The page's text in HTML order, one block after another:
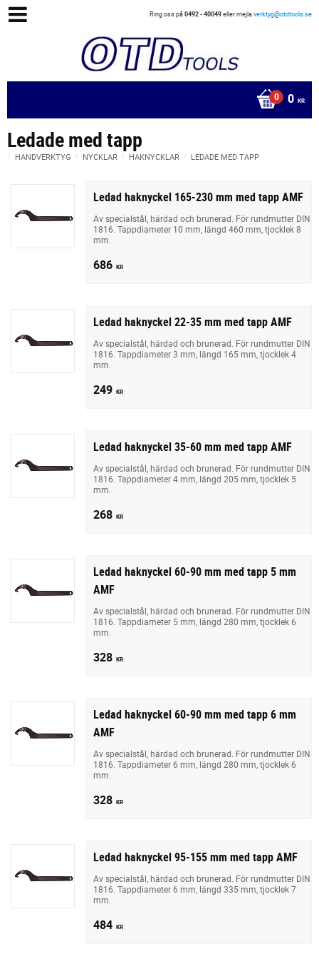
Ring oss på0492 - 40049eller mejlaverktyg@otdtools.se
0 KR
Ledade med tapp
HANDVERKTYG NYCKLAR HAKNYCKLAR LEDADE MED TAPP
Ledad haknyckel 165-230 mm med tapp AMF
Av specialstål, härdad och brunerad. För rundmutter DIN
1816. Tappdiameter 10 mm, längd 460 mm, tjocklek 8
mm.
686 KR
Ledad haknyckel 22-35 mm med tapp AMF
Av specialstål, härdad och brunerad. För rundmutter DIN
1816. Tappdiameter 3 mm, längd 165 mm, tjocklek 4
mm.
249 KR
Ledad haknyckel 35-60 mm med tapp AMF
Av specialstål, härdad och brunerad. För rundmutter DIN
1816. Tappdiameter 4 mm, längd 205 mm, tjocklek 5
mm.
268 KR
Ledad haknyckel 60-90 mm med tapp 5 mm
AMF
Av specialstål, härdad och brunerad. För rundmutter DIN
1816. Tappdiameter 5 mm, längd 280 mm, tjocklek 6
mm.
328 KR
Ledad haknyckel 60-90 mm med tapp 6 mm
AMF
Av specialstål, härdad och brunerad. För rundmutter DIN
1816. Tappdiameter 6 mm, längd 280 mm, tjocklek 6
mm.
328 KR
Ledad haknyckel 95-155 mm med tapp AMF
Av specialstål, härdad och brunerad. För rundmutter DIN
1816. Tappdiameter 6 mm, längd 335 mm, tjocklek 7
mm.
484 KR